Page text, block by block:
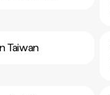
Taiwan